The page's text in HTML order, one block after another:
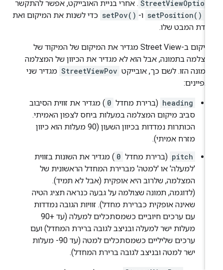
. אחרי בניית האובייקט, אפשר להתקשר
setPosition() ו- setPov() כדי לשנות את המיקום ואת
המבט שלו.
המיקום ב-Street View מגדיר את המיקום של המיקוד של
בתמונה, אבל הוא לא מגדיר את הכיוון של המצלמה
הזו. לשם כך, אובייקט StreetViewPov מגדיר שני
heading (ברירת מחדל 0 ) מגדיר את זווית הסיבוב
סביב מיקום המצלמה במעלות ביחס לצפון האמיתי.
הכותרות נמדדות בכיוון השעון (90 מעלות הוא כיוון
מזרח אמיתי).
pitch (ברירת מחדל 0 ) מגדיר את השונות בזווית
'למעלה' או 'למטה' מברירת המחדל הראשונית של
המצלמה, שלרוב היא אופקית (אבל לא תמיד).
(לדוגמה, תמונה שצולמה על גבעה כנראה תציג הטיה
שאינה אופקית כברירת מחדל). זוויות הגובה נמדדות
עם ערכים חיוביים כשמסתכלים למעלה (עד +90
מעלות ישר למעלה ובניצב לגובה ברירת המחדל) ועם
ערכים שליליים כשמסתכלים למטה (עד ‎-90 מעלות
ישר למטה ובניצב לגובה ברירת המחדל).